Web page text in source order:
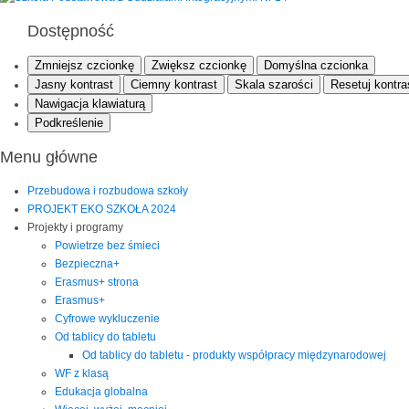
Dostępność
Zmniejsz czcionkę Zwiększ czcionkę
Domyślna czcionka
Jasny kontrast
Ciemny kontrast Skala szarości
Resetuj
Nawigacja klawiaturą
Podkreślenie
Menu główne
Przebudowa i rozbudowa szkoły
PROJEKT EKO SZKOŁA 2024
Projekty i programy
Powietrze bez śmieci
Bezpieczna+
Erasmus+ strona
Erasmus+
Cyfrowe wykluczenie
Od tablicy do tabletu
Od tablicy do tabletu - produkty współpracy międzynarodowej
WF z klasą
Edukacja globalna